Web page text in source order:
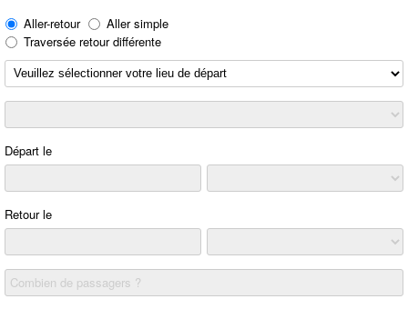
Aller-retour
Aller simple
Traversée retour différente
Départ le
Retour le
Combien de passagers ?